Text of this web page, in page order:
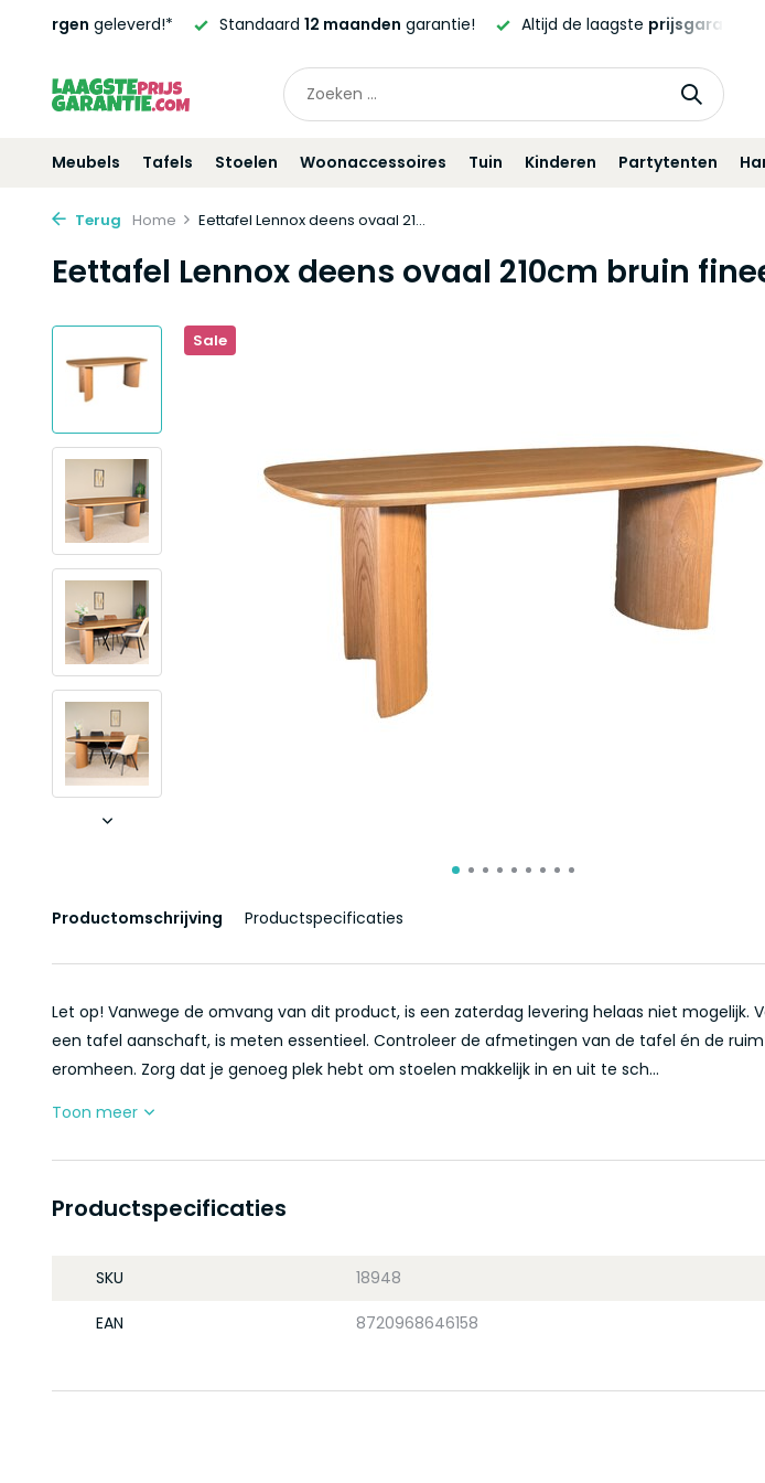
12 maandengarantie! Altijd de laagsteprijsgarantie!
Meubels Tafels Stoelen Woonaccessoires Tuin Kinderen Partytenten
Terug Home Eettafel Lennox deens ovaal 21...
Eettafel Lennox deens ovaal 210cm bruin
Sale
Productomschrijving Productspecificaties
Let op! Vanwege de omvang van dit product, is een zaterdag levering helaas niet mogelijk.
een tafel aanschaft, is meten essentieel. Controleer de afmetingen van de tafel én de
eromheen. Zorg dat je genoeg plek hebt om stoelen makkelijk in en uit te sch...
Toon meer
Productspecificaties
SKU 18948
EAN 8720968646158